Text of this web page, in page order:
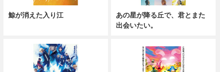
鯨が消えた入り江
あの星が降る丘で、君とまた
出会いたい。